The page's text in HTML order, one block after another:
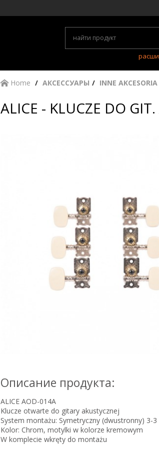
Home АКСЕССУАРЫ INNE AKCESORIA
ALICE - KLUCZE DO
Описание продукта:
ALICE AOD-014A
Klucze otwarte do gitary akustycznej
System montażu: Symetryczny (dwustronny) 3-3
Kolor: Chrom, motylki w kolorze kremowym
W komplecie wkręty do montażu